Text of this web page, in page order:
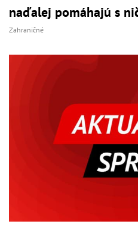
naďalej pomáhajú s
Zahraničné